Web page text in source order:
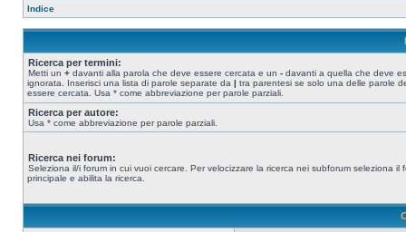
Indice
Ricerca per termini:
Metti un + davanti alla parola che deve essere cercata e un - davanti a quella che deve
ignorata. Inserisci una lista di parole separate da | tra parentesi se solo una delle parole
essere cercata. Usa * come abbreviazione per parole parziali.
Ricerca per autore:
Usa * come abbreviazione per parole parziali.
Ricerca nei forum:
Seleziona il/i forum in cui vuoi cercare. Per velocizzare la ricerca nei subforum seleziona il
principale e abilita la ricerca.